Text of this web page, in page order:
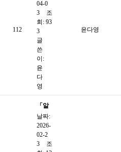
112
회복
지관
년 1
분기
웹진
04-0
3
조
회: 93
3
글
쓴
이:
윤
다
영
윤다영
「알
쓸신
2월
날짜:
2026-
02-2
3
조